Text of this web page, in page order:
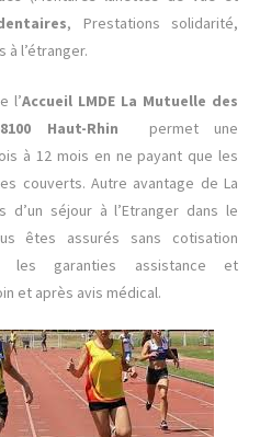
, Prestations solidarité,
à l’étranger.
l’Accueil LMDE La Mutuelle des
Haut-Rhin permet une
à 12 mois en ne payant que les
couverts. Autre avantage de La
d’un séjour à l’Etranger dans le
êtes assurés sans cotisation
les garanties assistance et
et après avis médical.